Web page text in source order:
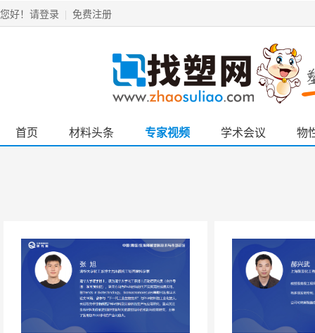
您好！ 请登录 免费注册
首页 材料头条 专家视频 学术会议 物